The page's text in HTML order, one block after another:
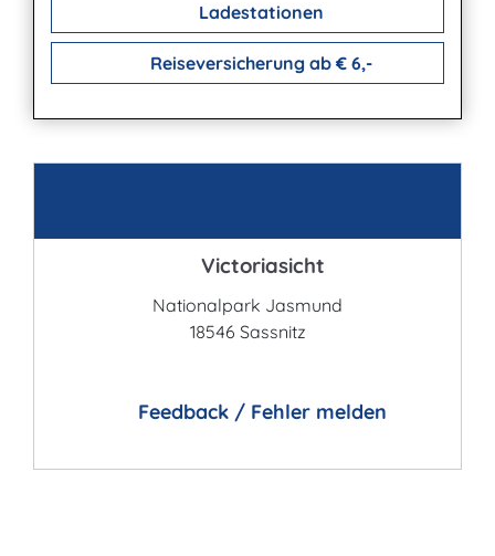
Ladestationen
Reiseversicherung ab € 6,-
Victoriasicht
Nationalpark Jasmund
18546 Sassnitz
Feedback / Fehler melden